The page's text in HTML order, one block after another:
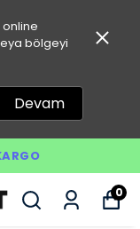
bölgeyi
Devam
0